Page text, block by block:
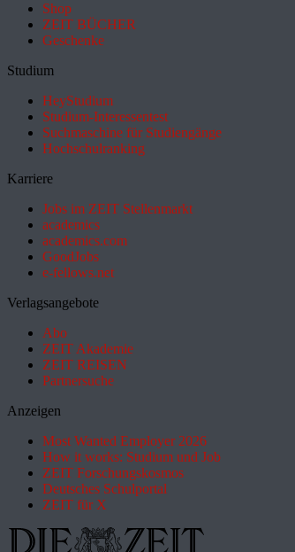
Shop
ZEIT BÜCHER
Geschenke
Studium
HeyStudium
Studium-Interessentest
Suchmaschine für Studiengänge
Hochschulranking
Karriere
Jobs im ZEIT Stellenmarkt
academics
academics.com
GoodJobs
e-fellows.net
Verlagsangebote
Abo
ZEIT Akademie
ZEIT REISEN
Partnersuche
Anzeigen
Most Wanted Employer 2026
How it works: Studium und Job
ZEIT Forschungskosmos
Deutsches Schulportal
ZEIT für X